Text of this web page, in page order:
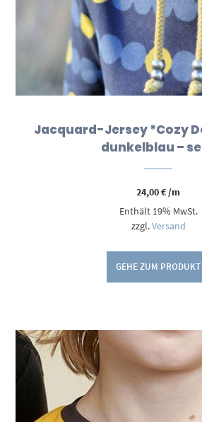
Jacquard-Jersey *Cozy
dunkelblau –
24,00€/m
Enthält 19% MwSt.
zzgl.Versand
GEHE ZUM PRODUKT